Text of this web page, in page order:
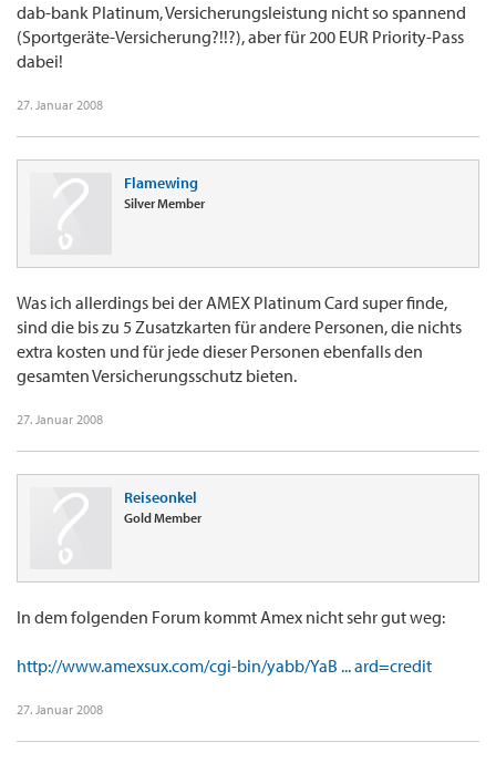
dab-bank Platinum, Versicherungsleistung nicht so spannend
(Sportgeräte-Versicherung?!!?), aber für 200 EUR Priority-Pass
dabei!
27. Januar 2008
Flamewing
Silver Member
Was ich allerdings bei der AMEX Platinum Card super finde,
sind die bis zu 5 Zusatzkarten für andere Personen, die nichts
extra kosten und für jede dieser Personen ebenfalls den
gesamten Versicherungsschutz bieten.
27. Januar 2008
Reiseonkel
Gold Member
In dem folgenden Forum kommt Amex nicht sehr gut weg:
http://www.amexsux.com/cgi-bin/yabb/YaB ... ard=credit
27. Januar 2008